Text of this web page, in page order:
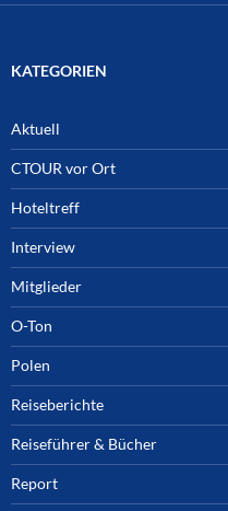
KATEGORIEN
Aktuell
CTOUR vor Ort
Hoteltreff
Interview
Mitglieder
O-Ton
Polen
Reiseberichte
Reiseführer & Bücher
Report